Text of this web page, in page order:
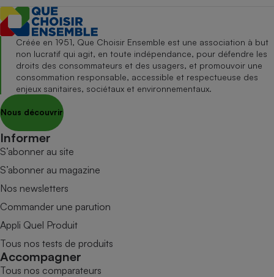
Créée en 1951, Que Choisir Ensemble est une association à but
non lucratif qui agit, en toute indépendance, pour défendre les
droits des consommateurs et des usagers, et promouvoir une
consommation responsable, accessible et respectueuse des
enjeux sanitaires, sociétaux et environnementaux.
Nous découvrir
Informer
S’abonner au site
S’abonner au magazine
Nos newsletters
Commander une parution
Appli Quel Produit
Tous nos tests de produits
Accompagner
Tous nos comparateurs